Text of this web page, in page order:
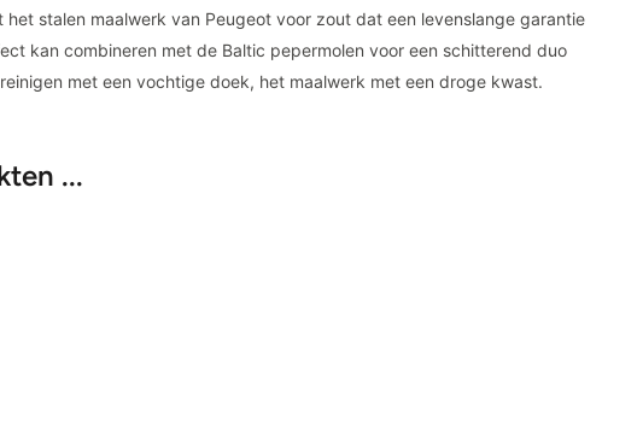
het stalen maalwerk van Peugeot voor zout dat een levenslange garantie
kan combineren met de Baltic pepermolen voor een schitterend duo
met een vochtige doek, het maalwerk met een droge kwast.
...